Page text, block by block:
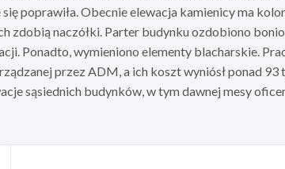
poprawiła. Obecnie elewacja kamienicy ma
zdobią naczółki. Parter budynku ozdobiono
Ponadto, wymieniono elementy blacharskie.
przez ADM, a ich koszt wyniósł ponad 93
sąsiednich budynków, w tym dawnej mesy